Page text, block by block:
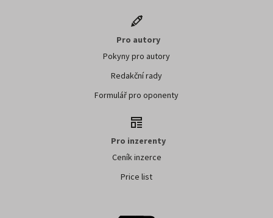
Pro autory
Pokyny pro autory
Redakční rady
Formulář pro oponenty
Pro inzerenty
Ceník inzerce
Price list